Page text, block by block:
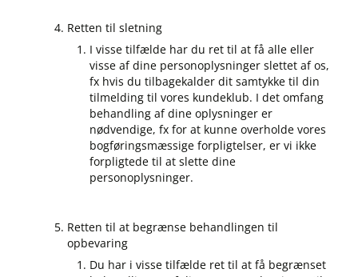
Retten til sletning
I visse tilfælde har du ret til at få alle eller
visse af dine personoplysninger slettet af os,
fx hvis du tilbagekalder dit samtykke til din
tilmelding til vores kundeklub. I det omfang
behandling af dine oplysninger er
nødvendige, fx for at kunne overholde vores
bogføringsmæssige forpligtelser, er vi ikke
forpligtede til at slette dine
personoplysninger.
Retten til at begrænse behandlingen til
opbevaring
Du har i visse tilfælde ret til at få begrænset